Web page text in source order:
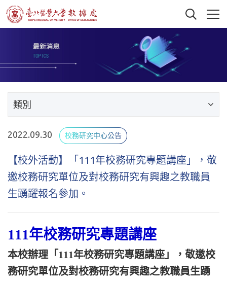
類別
2022.09.30 校務研究中心公告
【校外活動】「111年校務研究專題講座」，敬
邀校務研究單位及對校務研究有興趣之教職員
生踴躍報名參加。
111年校務研究專題講座
本校辦理「111年校務研究專題講座」，敬邀校
務研究單位及對校務研究有興趣之教職員生踴